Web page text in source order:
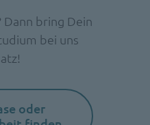
bring Dein
bei uns
oder